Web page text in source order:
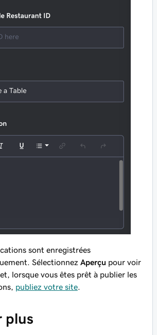
sont enregistrées
Sélectionnez Aperçu pour voir
lorsque vous êtes prêt à publier les
publiez votre site.
plus